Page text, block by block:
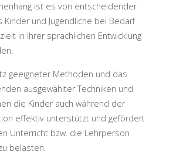
ist es von entscheidender
Kinder und Jugendliche bei Bedarf
in ihrer sprachlichen Entwicklung
geeigneter Methoden und das
ausgewählter Techniken und
die Kinder auch während der
effektiv unterstützt und gefördert
Unterricht bzw. die Lehrperson
belasten.